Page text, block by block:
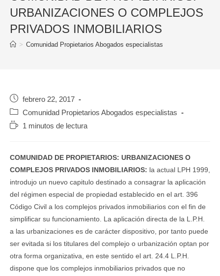
URBANIZACIONES O COMPLEJOS
PRIVADOS INMOBILIARIOS
> Comunidad Propietarios Abogados especialistas
Publicación
de
la
entrada:
febrero 22, 2017
Categoría
de
Comunidad Propietarios Abogados especialistas
Tiempo1 minutos de lectura
COMUNIDAD DE PROPIETARIOS: URBANIZACIONES O
COMPLEJOS PRIVADOS INMOBILIARIOS: la actual LPH 1999,
introdujo un nuevo capitulo destinado a consagrar la aplicación
del régimen especial de propiedad establecido en el art. 396
Código Civil a los complejos privados inmobiliarios con el fin de
simplificar su funcionamiento. La aplicación directa de la L.P.H.
a las urbanizaciones es de carácter dispositivo, por tanto puede
ser evitada si los titulares del complejo o urbanización optan por
otra forma organizativa, en este sentido el art. 24.4 L.P.H.
dispone que los complejos inmobiliarios privados que no